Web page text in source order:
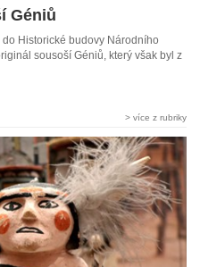
Géniů
Historické budovy Národního
sousoší Géniů, který však byl z
> více z rubriky